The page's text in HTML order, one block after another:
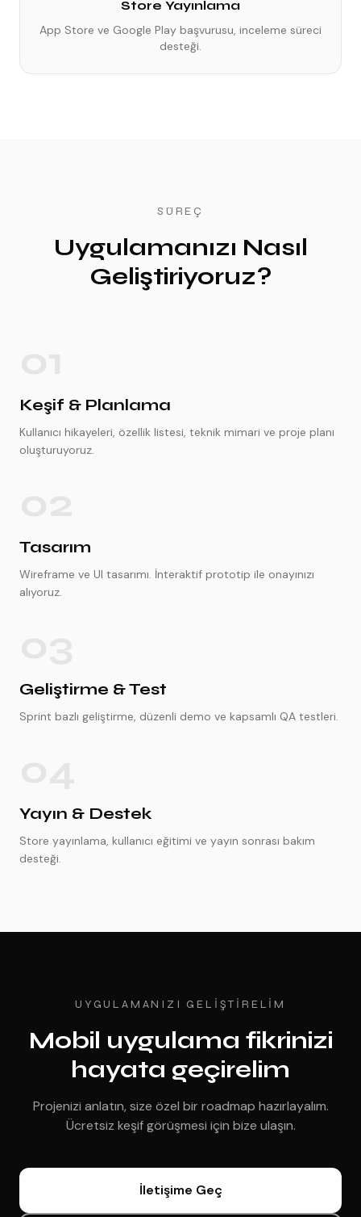
Store Yayınlama
App Store ve Google Play başvurusu, inceleme süreci
desteği.
SÜREÇ
Uygulamanızı Nasıl
Geliştiriyoruz?
Keşif & Planlama
Kullanıcı hikayeleri, özellik listesi, teknik mimari ve proje planı
oluşturuyoruz.
Tasarım
Wireframe ve UI tasarımı. İnteraktif prototip ile onayınızı
alıyoruz.
Geliştirme & Test
Sprint bazlı geliştirme, düzenli demo ve kapsamlı QA testleri.
Yayın & Destek
Store yayınlama, kullanıcı eğitimi ve yayın sonrası bakım
desteği.
UYGULAMANIZI GELIŞTIRELIM
Mobil uygulama fikrinizi
hayata geçirelim
Projenizi anlatın, size özel bir roadmap hazırlayalım.
Ücretsiz keşif görüşmesi için bize ulaşın.
İletişime Geç